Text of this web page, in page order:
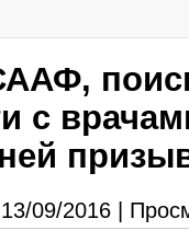
с
13/09/2016 |